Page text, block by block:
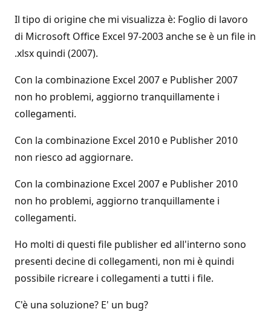
Il tipo di origine che mi visualizza è: Foglio di lavoro
di Microsoft Office Excel 97-2003 anche se è un file in
.xlsx quindi (2007).
Con la combinazione Excel 2007 e Publisher 2007
non ho problemi, aggiorno tranquillamente i
collegamenti.
Con la combinazione Excel 2010 e Publisher 2010
non riesco ad aggiornare.
Con la combinazione Excel 2007 e Publisher 2010
non ho problemi, aggiorno tranquillamente i
collegamenti.
Ho molti di questi file publisher ed all'interno sono
presenti decine di collegamenti, non mi è quindi
possibile ricreare i collegamenti a tutti i file.
C'è una soluzione? E' un bug?